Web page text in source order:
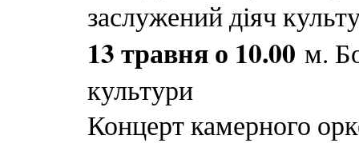
заслужений діяч
13 травня о 10.00 м.
культури
Концерт камерного